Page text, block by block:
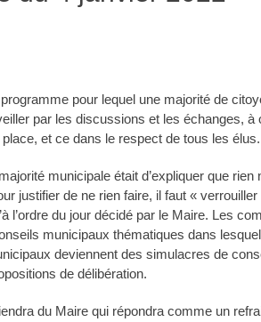
pour lequel une majorité de
par les discussions et les échanges, à
et ce dans le respect de tous les élus.
municipale était d’expliquer que rien
justifier de ne rien faire, il faut «
l’ordre du jour décidé par le Maire. Les
municipaux thématiques dans
deviennent des simulacres de
de délibération.
du Maire qui répondra comme un